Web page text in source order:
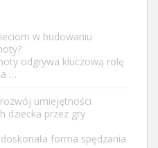
w budowaniu
odgrywa kluczową rolę
…
rozwój umiejętności
dziecka przez gry
forma spędzania